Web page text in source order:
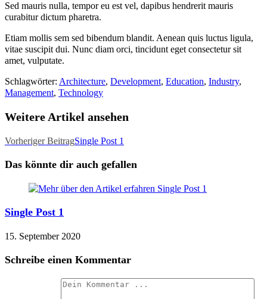
Sed mauris nulla, tempor eu est vel, dapibus hendrerit mauris
curabitur dictum pharetra.
Etiam mollis sem sed bibendum blandit. Aenean quis luctus ligula,
vitae suscipit dui. Nunc diam orci, tincidunt eget consectetur sit
amet, vulputate.
Schlagwörter: Architecture, Development, Education, Industry,
Management, Technology
Weitere Artikel ansehen
Vorheriger BeitragSingle Post 1
Das könnte dir auch gefallen
Single Post 1
15. September 2020
Schreibe einen Kommentar